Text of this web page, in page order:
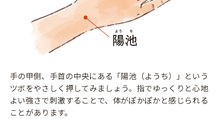
手の甲側、手首の中央にある「陽池（ようち）」という
ツボをやさしく押してみましょう。指でゆっくりと心地
よい強さで刺激することで、体がぽかぽかと感じられる
ことがあります。